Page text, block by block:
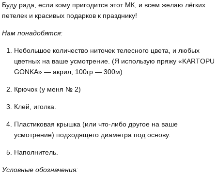
Буду рада, если кому пригодится этот МК, и всем желаю лёгких
петелек и красивых подарков к празднику!
Нам понадобятся:
Небольшое количество ниточек телесного цвета, и любых
цветных на ваше усмотрение. (Я использую пряжу «KARTOPU
GONKA» — акрил, 100гр — 300м)
Крючок (у меня № 2)
Клей, иголка.
Пластиковая крышка (или что-либо другое на ваше
усмотрение) подходящего диаметра под основу.
Наполнитель.
Условные обозначения: